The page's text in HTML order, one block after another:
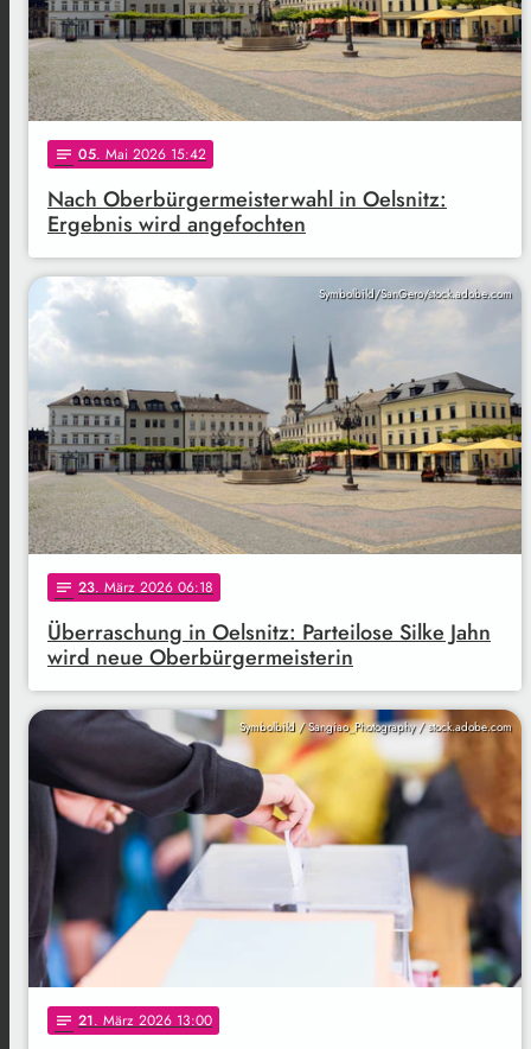
notes 05. Mai 2026 15:42
Nach Oberbürgermeisterwahl in Oelsnitz:
Ergebnis wird angefochten
Symbolbild/SanGero/stock.adobe.com
notes 23. März 2026 06:18
Überraschung in Oelsnitz: Parteilose Silke Jahn
wird neue Oberbürgermeisterin
Symbolbild / Sangiao_Photography / stock.adobe.com
notes 21. März 2026 13:00